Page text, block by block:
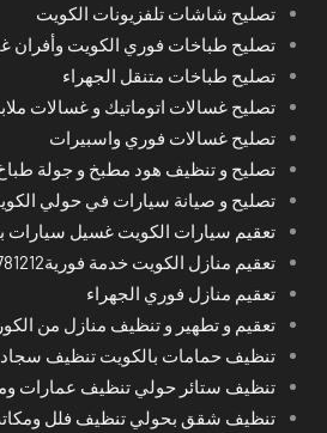
تصليح شاشات تلفزيونات الكويت
تصليح طباخات فوري الكويت وأفران
تصليح طباخات متنقل الجهراء
تصليح غسالات اتوماتيك و غسالات
تصليح غسالات فوري واسبيرات
تصليح و تنظيف هود مطبخ و جولة
تصليح و صيانة سيارات في حولي
تعقيم سيارات الكويت غسيل سيارات
تعقيم منازل الكويت خدمة فورية65781212
تعقيم منازل فوري الجهراء
تعقيم و تطهير و تنظيف منازل من
تنظيف حمامات بالكويت تنظيف
تنظيف ستائر حولي تنظيف عمارات
تنظيف شقق بحولي تنظيف فلل